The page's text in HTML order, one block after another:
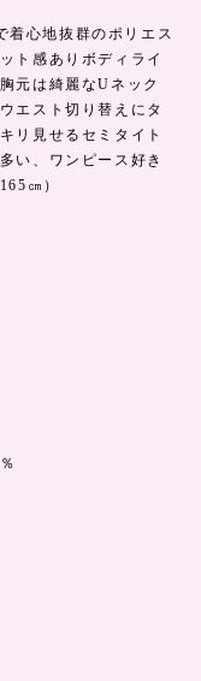
心地抜群のポリエス
ト感ありボディライ
元は綺麗なUネック
エスト切り替えにタ
リ見せるセミタイト
い、ワンピース好き
㎝）